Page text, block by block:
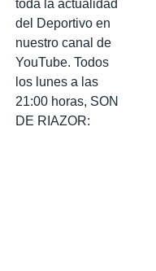
toda la actualidad
del Deportivo en
nuestro canal de
YouTube. Todos
los lunes a las
21:00 horas, SON
DE RIAZOR: